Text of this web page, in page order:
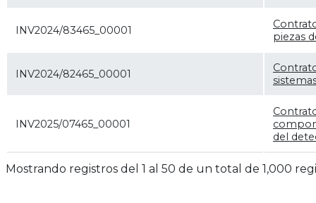
INV2024/83465_00001
piezas
INV2024/82465_00001
INV2025/07465_00001
del
Mostrando registros del 1 al 50 de un total de 1,000